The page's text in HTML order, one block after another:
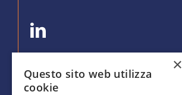
Iscriviti alla nostra Newsletter×
Questo sito web utilizza
cookie